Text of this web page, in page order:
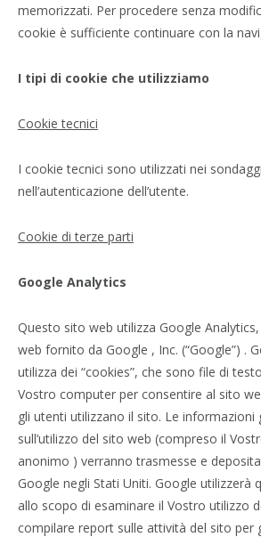
memorizzati. Per procedere senza
cookie è sufficiente continuare con la
I tipi di cookie che utilizziamo
Cookie tecnici
I cookie tecnici sono utilizzati nei
nell’autenticazione dell’utente.
Cookie di terze parti
Google Analytics
Questo sito web utilizza Google
web fornito da Google , Inc. (“Google”) .
utilizza dei “cookies”, che sono file di
Vostro computer per consentire al sito
gli utenti utilizzano il sito. Le informazioni
sull’utilizzo del sito web (compreso il
anonimo ) verranno trasmesse e
Google negli Stati Uniti. Google utilizzerà
allo scopo di esaminare il Vostro utilizzo
compilare report sulle attività del sito per